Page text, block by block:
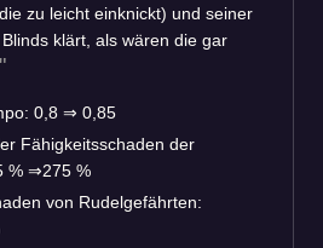
zu leicht einknickt) und seiner
klärt, als wären die gar
0,8 ⇒ 0,85
Fähigkeitsschaden der
% ⇒275 %
von Rudelgefährten: